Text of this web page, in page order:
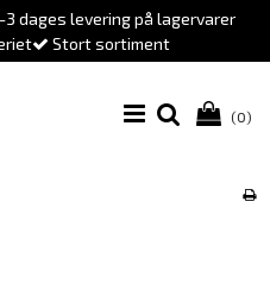
3 dages levering på lagervarer
Stort sortiment
(0)